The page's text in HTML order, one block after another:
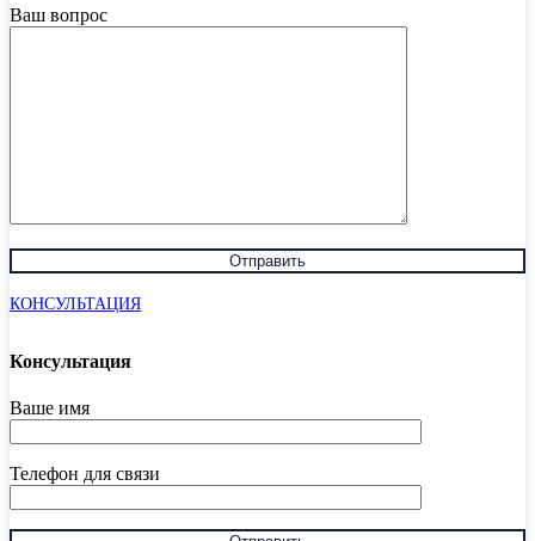
Ваш вопрос
КОНСУЛЬТАЦИЯ
Консультация
Ваше имя
Телефон для связи